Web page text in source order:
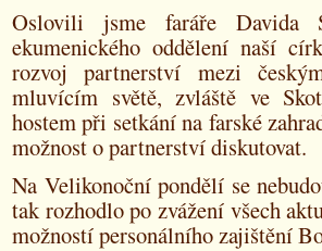
Oslovili jsme faráře Davida
ekumenického oddělení naší
rozvoj partnerství mezi
mluvícím světě, zvláště ve
hostem při setkání na farské
možnost o partnerství diskutovat.
Na Velikonoční pondělí se
tak rozhodlo po zvážení všech
možností personálního zajištění